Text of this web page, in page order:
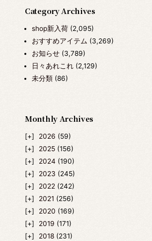
Category Archives
shop新入荷(2,095)
おすすめアイテム (3,269)
お知らせ(3,789)
日々あれこれ(2,129)
未分類(86)
Monthly Archives
2026 (59)
2025 (156)
2024 (190)
2023 (245)
2022 (242)
2021 (256)
2020 (169)
2019 (171)
2018 (231)